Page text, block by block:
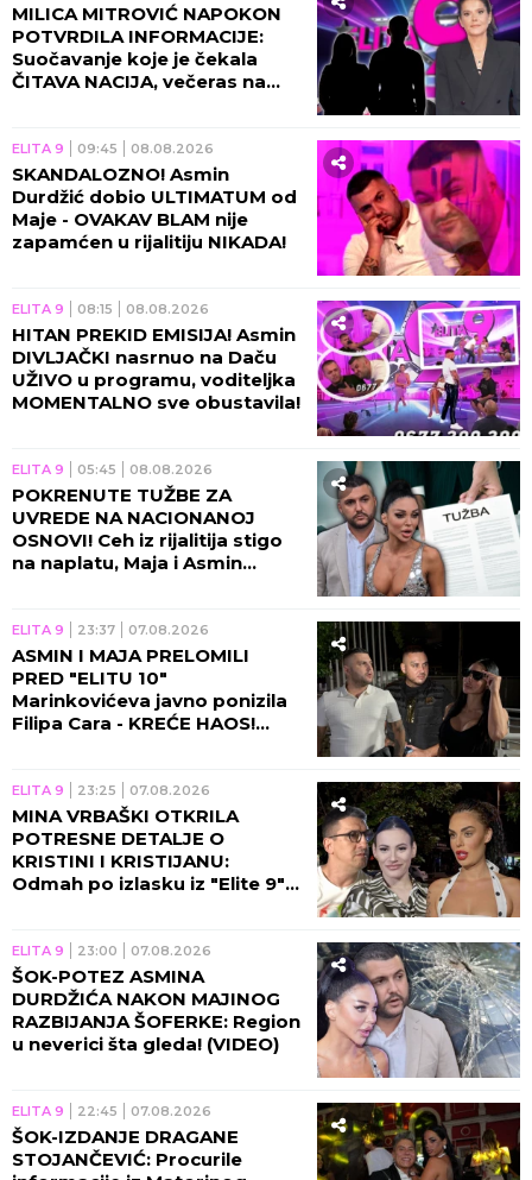
MILICA MITROVIĆ NAPOKON
POTVRDILA INFORMACIJE:
Suočavanje koje je čekala
ČITAVA NACIJA, večeras na
ELITA 9 09:45 08.08.2026
SKANDALOZNO! Asmin
Durdžić dobio ULTIMATUM od
Maje - OVAKAV BLAM nije
zapamćen u rijalitiju NIKADA!
ELITA 9 08:15 08.08.2026
HITAN PREKID EMISIJA! Asmin
DIVLJAČKI nasrnuo na Daču
UŽIVO u programu, voditeljka
MOMENTALNO sve obustavila!
ELITA 9 05:45 08.08.2026
POKRENUTE TUŽBE ZA
UVREDE NA NACIONANOJ
OSNOVI! Ceh iz rijalitija stigo
na naplatu, Maja i Asmin
ELITA 9 23:37 07.08.2026
ASMIN I MAJA PRELOMILI
PRED "ELITU 10"
Marinkovićeva javno ponizila
Filipa Cara - KREĆE HAOS!
ELITA 9 23:25 07.08.2026
MINA VRBAŠKI OTKRILA
POTRESNE DETALJE O
KRISTINI I KRISTIJANU:
Odmah po izlasku iz "Elite 9"
ELITA 9 23:00 07.08.2026
ŠOK-POTEZ ASMINA
DURDŽIĆA NAKON MAJINOG
RAZBIJANJA ŠOFERKE: Region
u neverici šta gleda! (VIDEO)
ELITA 9 22:45 07.08.2026
ŠOK-IZDANJE DRAGANE
STOJANČEVIĆ: Procurile